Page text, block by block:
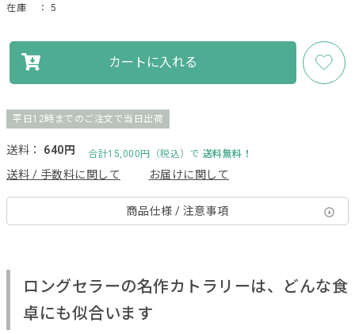
在庫 ： 5
カートに入れる
平日12時までのご注文で当日出荷
送料： 640円 合計15,000円（税込）で 送料無料！
送料 / 手数料に関して お届けに関して
商品仕様 / 注意事項
ロングセラーの名作カトラリーは、どんな食
卓にも似合います